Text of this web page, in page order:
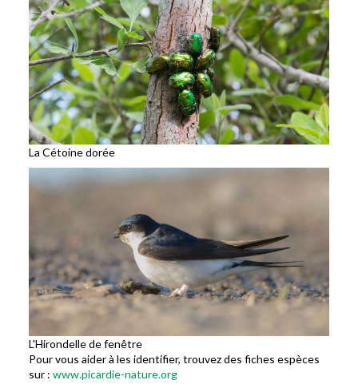
La Cétoine dorée
L'Hirondelle de fenêtre
Pour vous aider à les identifier, trouvez des fiches espèces
sur : www.picardie-nature.org